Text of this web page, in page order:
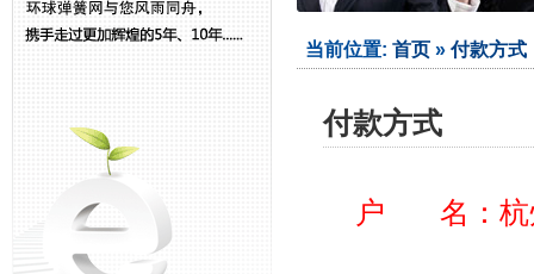
当前位置: 首页 » 付款方式
付款方式
户 名：杭州